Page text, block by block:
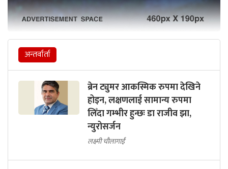
अन्तर्वार्ता
ब्रेन ट्युमर आकस्मिक रुपमा देखिने
होइन, लक्षणलाई सामान्य रुपमा
लिँदा गम्भीर हुन्छः डा राजीव झा,
न्युरोसर्जन
लक्ष्मी चौलागाईं